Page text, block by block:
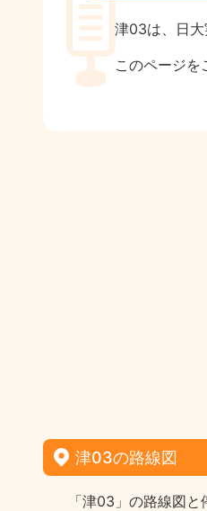
津03は、日大
このページを
津03の路線図
「津03」の路線図